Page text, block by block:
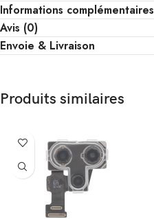
Informations complémentaires
Avis (0)
Envoie & Livraison
Produits similaires